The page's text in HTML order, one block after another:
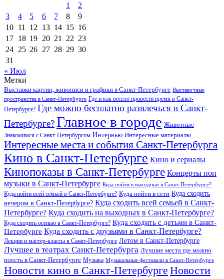
1
2
3
4 5 6 7 8
9
10 11 12 13 14 15 16
17 18 19 20 21 22 23
24 25 26 27 28 29 30
31
« Июл
Метки
Выставки картин, живописи и графики в Санкт-Петербурге Выставочные
пространства в Санкт-Петербурге Где и как весело провести время в Санкт-
Петербурге? Где можно бесплатно развлечься в Санкт-
Петербурге?Главное в городе Животные
Знакомимся с Санкт-Петербургом Интервью Интересные материалы
Интересные места и события Санкт-Петербурга
Кино в Санкт-Петербурге Кино и сериалы
Кинопоказы в Санкт-Петербурге Концерты поп
музыки в Санкт-Петербурге Куда пойти в выходные в Санкт-Петербурге?
Куда пойти всей семьей в Санкт-Петербурге? Куда пойти в сети Куда сходить
вечером в Санкт-Петербурге? Куда сходить всей семьей в Санкт-
Петербурге? Куда сходить на выходных в Санкт-Петербурге?
Куда сходить осенью в Санкт-Петербурге? Куда сходить с детьми в Санкт-
Петербурге Куда сходить с друзьями в Санкт-Петербурге?
Лекции и мастер-классы в Санкт-Петербурге Летом в Санкт-Петербурге
Лучшее в театрах Санкт-Петербурга Лучшие места где можно
поесть в Санкт-Петербурге Музыка Музыкальные фестивали в Санкт-Петербурге
Новости кино в Санкт-Петербурге Новости